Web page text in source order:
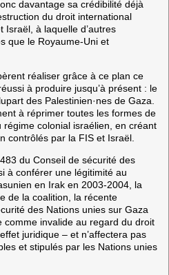
davantage sa crédibilité déjà
du droit international
Israël, à laquelle d’autres
que le Royaume-Uni et
réaliser grâce à ce plan ce
à produire jusqu’à présent : le
des Palestinien·nes de Gaza.
à réprimer toutes les formes de
régime colonial israélien, en créant
contrôlés par la FIS et Israël.
du Conseil de sécurité des
à conférer une légitimité au
en Irak en 2003-2004, la
de la coalition, la récente
des Nations unies sur Gaza
comme invalide au regard du droit
juridique – et n’affectera pas
et stipulés par les Nations unies